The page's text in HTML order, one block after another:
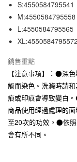
匯豐（台灣）商業銀行
聯邦商業銀行
元大商業銀行
玉山商業銀行
台灣樂天信用卡公司
街口支付
悠遊付
全家取貨付款
每筆NT$65，滿
付款後全家取貨
每筆NT$65，滿
7-11取貨付款
S:4550584795541
M:4550584795558
L:4550584795565
XL:4550584795572
銷售重點
【注意事項】：●深
觸而染色。洗滌時請
痕或印痕會導致變白
商品使用經過處理的
至20次的功效。●依
會有所不同。